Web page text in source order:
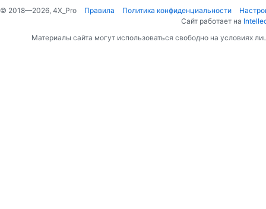
© 2018—2026, 4X_Pro Правила Политика конфиденциальности
Сайт работает на
Материалы сайта могут использоваться свободно на условиях